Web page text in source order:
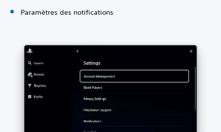
Paramètres des notifications